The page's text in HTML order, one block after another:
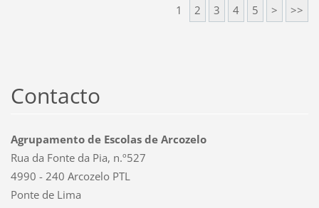
1 2 3 4 5 > >>
Contacto
Agrupamento de Escolas de Arcozelo
Rua da Fonte da Pia, n.º527
4990 - 240 Arcozelo PTL
Ponte de Lima